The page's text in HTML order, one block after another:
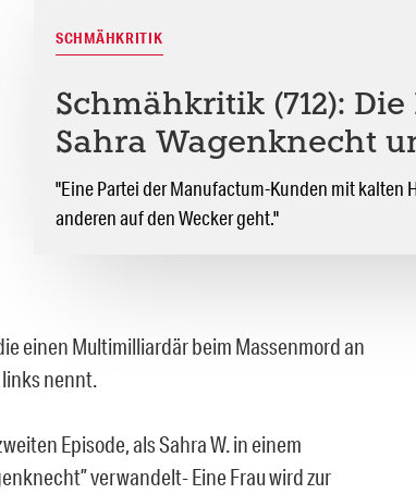
SCHMÄHKRITIK
Schmähkritik (712):
Sahra Wagenknecht
"Eine Partei der Manufactum-Kunden mit kalten
anderen auf den Wecker geht."
einen Multimilliardär beim Massenmord an
nennt.
Episode, als Sahra W. in einem
verwandelt- Eine Frau wird zur